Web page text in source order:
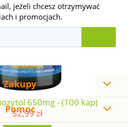
650mg - (100 kap)
52,99 zł
jeżeli chcesz otrzymywać
i promocjach.
Zakupy
Pomoc